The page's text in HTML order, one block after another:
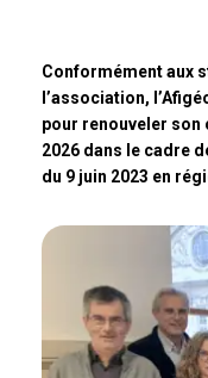
Conformément aux
l’association,
pour renouveler son
2026 dans le cadre
du 9 juin 2023 en